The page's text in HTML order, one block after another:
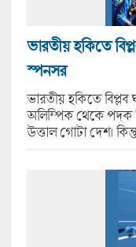
ভারতীয় হকিতে
স্পনসর
ভারতীয় হকিতে
অলিম্পিক থেকে পদক
উত্তাল গোটা দেশ।